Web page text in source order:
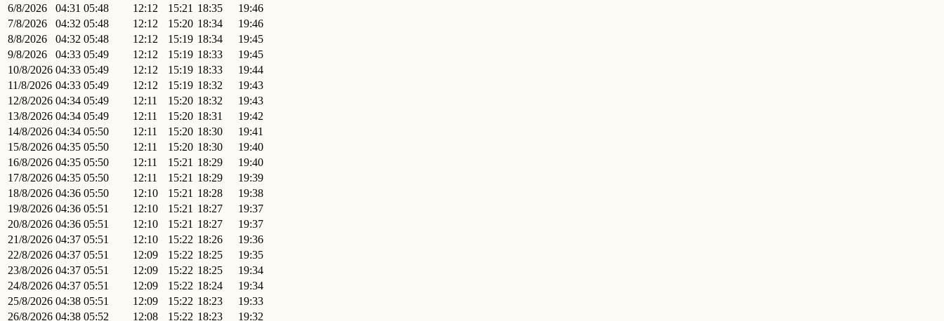
6/8/2026
04:31 05:48 12:12 15:21 18:35
19:46
7/8/2026
04:32 05:48 12:12 15:20 18:34
19:46
8/8/2026
04:32 05:48 12:12 15:19 18:34
19:45
9/8/2026
04:33 05:49 12:12 15:19 18:33
19:45
10/8/2026 04:33 05:49 12:12 15:19 18:33
19:44
11/8/2026 04:33 05:49 12:12 15:19 18:32
19:43
12/8/2026 04:34 05:49 12:11 15:20 18:32
19:43
13/8/2026 04:34 05:49 12:11 15:20 18:31
19:42
14/8/2026 04:34 05:50 12:11 15:20 18:30
19:41
15/8/2026 04:35 05:50 12:11 15:20 18:30
19:40
16/8/2026 04:35 05:50 12:11 15:21 18:29
19:40
17/8/2026 04:35 05:50 12:11 15:21 18:29
19:39
18/8/2026 04:36 05:50 12:10 15:21 18:28
19:38
19/8/2026 04:36 05:51 12:10 15:21 18:27
19:37
20/8/2026 04:36 05:51 12:10 15:21 18:27
19:37
21/8/2026 04:37 05:51 12:10 15:22 18:26
19:36
22/8/2026 04:37 05:51 12:09 15:22 18:25
19:35
23/8/2026 04:37 05:51 12:09 15:22 18:25
19:34
24/8/2026 04:37 05:51 12:09 15:22 18:24
19:34
25/8/2026 04:38 05:51 12:09 15:22 18:23
19:33
26/8/2026 04:38 05:52 12:08 15:22 18:23
19:32